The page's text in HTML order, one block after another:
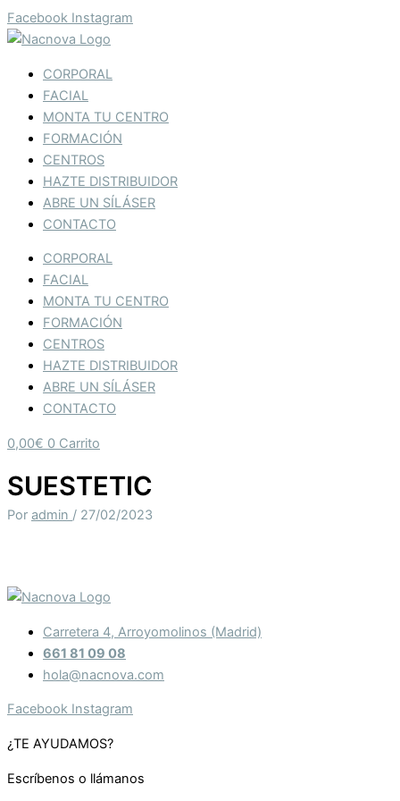
Ir
al
Facebook Instagram
CORPORAL
FACIAL
MONTA TU CENTRO
FORMACIÓN
CENTROS
HAZTE DISTRIBUIDOR
ABRE UN SÍLÁSER
CONTACTO
CORPORAL
FACIAL
MONTA TU CENTRO
FORMACIÓN
CENTROS
HAZTE DISTRIBUIDOR
ABRE UN SÍLÁSER
CONTACTO
0,00€ 0 Carrito
SUESTETIC
Por admin / 27/02/2023
Carretera 4, Arroyomolinos (Madrid)
661 81 09 08
hola@nacnova.com
Facebook Instagram
¿TE AYUDAMOS?
Escríbenos o llámanos